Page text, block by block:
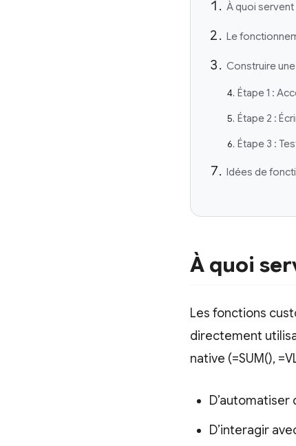
À quoi
Le
Construire
Étape 1 :
Étape 2 :
Étape 3 :
Idées de
À quoi
Les fonctions
directement
native (=SUM(),
D’interagir